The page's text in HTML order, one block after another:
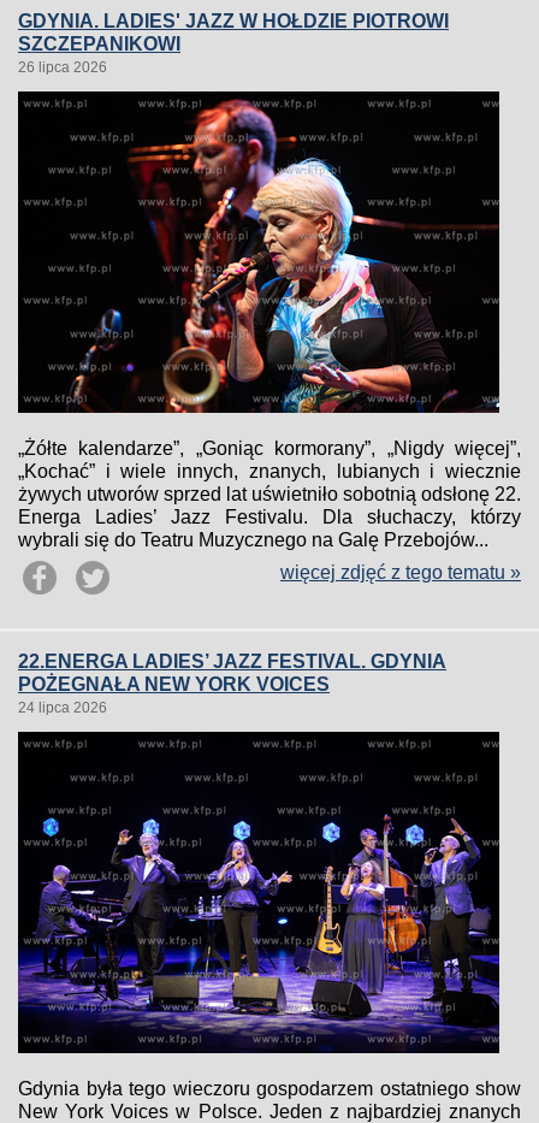
GDYNIA. LADIES' JAZZ W HOŁDZIE PIOTROWI
SZCZEPANIKOWI
26 lipca 2026
„Żółte kalendarze”, „Goniąc kormorany”, „Nigdy więcej”,
„Kochać” i wiele innych, znanych, lubianych i wiecznie
żywych utworów sprzed lat uświetniło sobotnią odsłonę 22.
Energa Ladies’ Jazz Festivalu. Dla słuchaczy, którzy
wybrali się do Teatru Muzycznego na Galę Przebojów...
więcej zdjęć z tego tematu »
22.ENERGA LADIES’ JAZZ FESTIVAL. GDYNIA
POŻEGNAŁA NEW YORK VOICES
24 lipca 2026
Gdynia była tego wieczoru gospodarzem ostatniego show
New York Voices w Polsce. Jeden z najbardziej znanych